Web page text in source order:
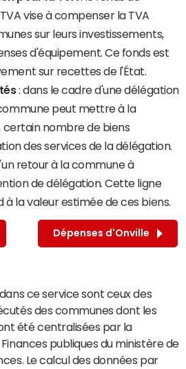
vise à compenser la TVA
sur leurs investissements,
d'équipement. Ce fonds est
sur recettes de l'État.
: dans le cadre d'une délégation
peut mettre à la
certain nombre de biens
des services de la délégation.
retour à la commune à
de délégation. Cette ligne
la valeur estimée de ces biens.
Dépenses d'Onville
ce service sont ceux des
des communes dont les
été centralisées par la
publiques du ministère de
Le calcul des données par